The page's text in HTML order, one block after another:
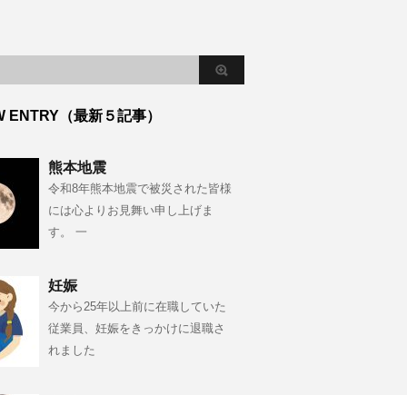
ENTRY（最新５記事）
熊本地震
令和8年熊本地震で被災された皆様
には心よりお見舞い申し上げま
す。 一
妊娠
今から25年以上前に在職していた
従業員、妊娠をきっかけに退職さ
れました